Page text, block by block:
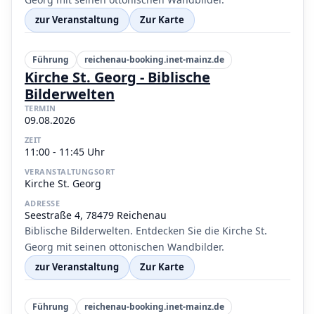
zur Veranstaltung Zur Karte
Führung reichenau-booking.inet-mainz.de
Kirche St. Georg - Biblische
Bilderwelten
TERMIN
09.08.2026
ZEIT
11:00 - 11:45 Uhr
VERANSTALTUNGSORT
Kirche St. Georg
ADRESSE
Seestraße 4, 78479 Reichenau
Biblische Bilderwelten. Entdecken Sie die Kirche St.
Georg mit seinen ottonischen Wandbilder.
zur Veranstaltung Zur Karte
Führung reichenau-booking.inet-mainz.de